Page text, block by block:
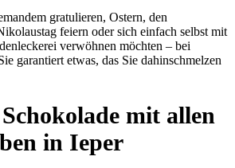
gratulieren, Ostern, den
feiern oder sich einfach selbst mit
verwöhnen möchten – bei
garantiert etwas, das Sie dahinschmelzen
mit allen
in Ieper